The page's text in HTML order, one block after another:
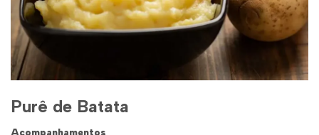
Purê de Batata
Acompanhamentos